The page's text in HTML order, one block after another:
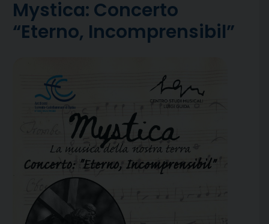
Mystica: Concerto
“Eterno, Incomprensibil”